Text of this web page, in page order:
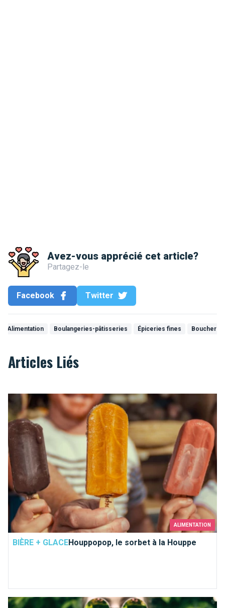
Avez-vous apprécié cet article?
Partagez-le
Facebook Twitter
Alimentation Boulangeries-pâtisseries Épiceries fines Boucheries
Articles Liés
ALIMENTATION
BIÈRE + GLACEHouppopop, le sorbet à la Houppe
Houppopop, le sorbet à la Houppe
Où manger une bonne glace à Bruxelles ?